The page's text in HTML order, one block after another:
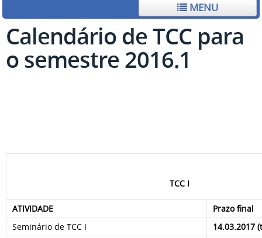
MENU
Calendário de TCC para
o semestre 2016.1
TCC I
ATIVIDADE
Prazo final
Seminário de TCC I
14.03.2017